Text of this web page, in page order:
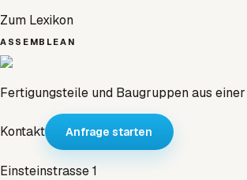
Zum Lexikon
ASSEMBLEAN
Fertigungsteile und Baugruppen aus einer
Kontakt Anfrage starten
Einsteinstrasse 1